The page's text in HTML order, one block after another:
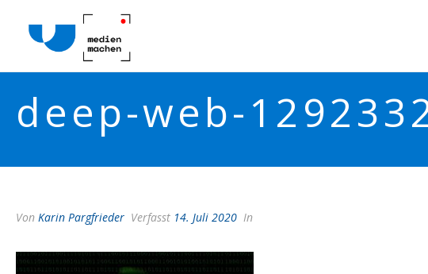
deep-web-
Von Karin Pargfrieder Verfasst 14. Juli 2020 In